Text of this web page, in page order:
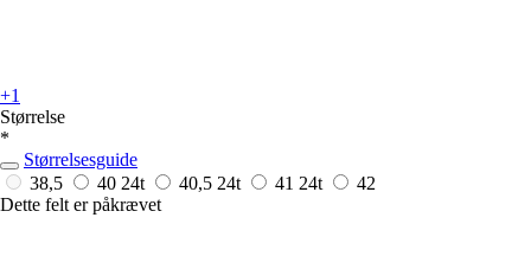
+1
Størrelse
*
Størrelsesguide
38,5
40 24t 40,5 24t 41 24t
42
Dette felt er påkrævet